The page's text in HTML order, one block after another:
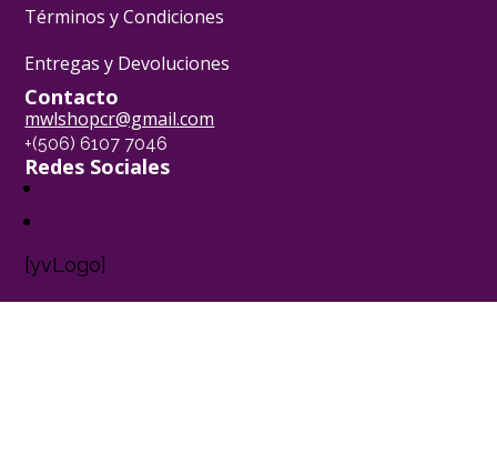
Términos y Condiciones
Entregas y Devoluciones
Contacto
mwlshopcr@gmail.com
+(506) 6107 7046
Redes Sociales
[yvLogo]